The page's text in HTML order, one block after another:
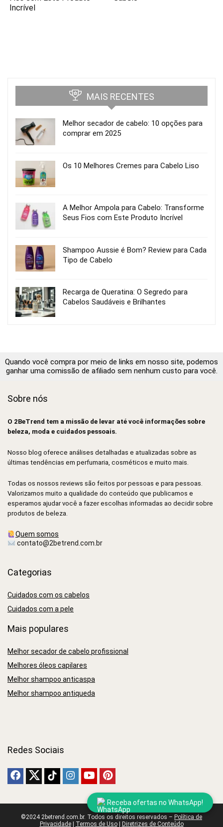
Receba ofertas no WhatsApp!
Incrível
MAIS RECENTES
Melhor secador de cabelo: 10 opções para
comprar em 2025
Os 10 Melhores Cremes para Cabelo Liso
A Melhor Ampola para Cabelo: Transforme
Seus Fios com Este Produto Incrível
Shampoo Aussie é Bom? Review para Cada
Tipo de Cabelo
Recarga de Queratina: O Segredo para
Cabelos Saudáveis e Brilhantes
Quando você compra por meio de links em nosso site, podemos
ganhar uma comissão de afiliado sem nenhum custo para você.
Sobre nós
O 2BeTrend tem a missão de levar até você informações sobre
beleza, moda e cuidados pessoais.
Nosso blog oferece análises detalhadas e atualizadas sobre as
últimas tendências em perfumaria, cosméticos e muito mais.
Todas os nossos reviews são feitos por pessoas e para pessoas.
Valorizamos muito a qualidade do conteúdo que publicamos e
esperamos ajudar você a fazer escolhas informadas ao decidir sobre
produtos de beleza.
Quem somos
contato@2betrend.com.br
Categorias
Cuidados com os cabelos
Cuidados com a pele
Mais populares
Melhor secador de cabelo profissional
Melhores óleos capilares
Melhor shampoo anticaspa
Melhor shampoo antiqueda
Redes Sociais
©2024 2betrend.com.br. Todos os direitos reservados – Política de
Privacidade| Termos de Uso| Diretrizes de Conteúdo